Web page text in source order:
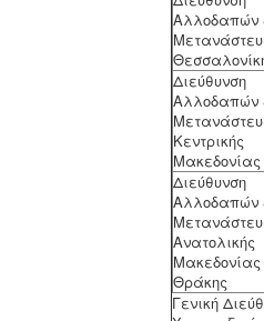
Αλλοδαπών
Διεύθυνση
Αλλοδαπών
Κεντρικής
Μακεδονίας
Διεύθυνση
Αλλοδαπών
Ανατολικής
Μακεδονίας
Θράκης
Γενική